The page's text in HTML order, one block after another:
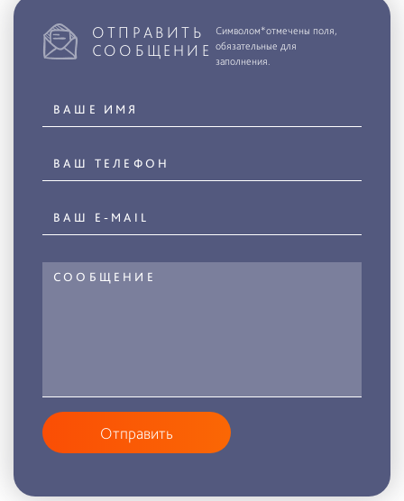
ОТПРАВИТЬ
СООБЩЕНИЕ
Символом*отмечены поля,
обязательные для
заполнения.
Отправить